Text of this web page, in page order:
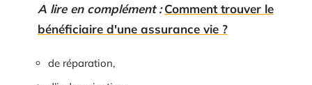
A lire en complément : Comment trouver le
bénéficiaire d'une assurance vie ?
de réparation,